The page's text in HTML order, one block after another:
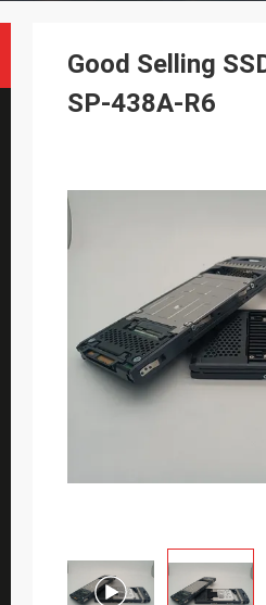
Good Selling
SP-438A-R6